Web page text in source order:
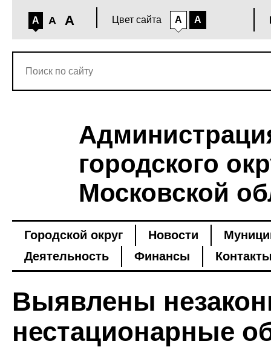
A A A Цвет сайта A A
городского
Московской
Городской округ Новости
Деятельность
Финансы
Выявлены
нестационарные